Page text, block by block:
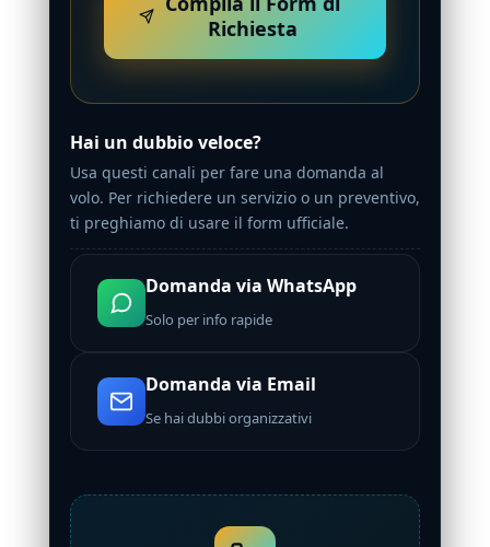
Richiesta
Hai un dubbio veloce?
Usa questi canali per fare una domanda al
volo. Per richiedere un servizio o un preventivo,
ti preghiamo di usare il form ufficiale.
Domanda via WhatsApp
Solo per info rapide
Domanda via Email
Se hai dubbi organizzativi